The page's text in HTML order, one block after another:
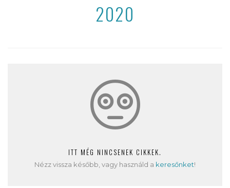
2020
ITT MÉG NINCSENEK CIKKEK.
Nézz vissza később, vagy használd a keresőnket!